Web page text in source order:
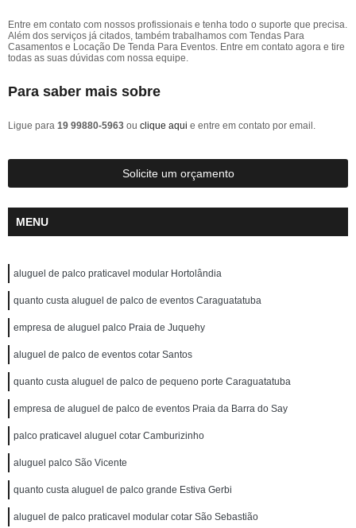
Entre em contato com nossos profissionais e tenha todo o suporte que precisa.
Além dos serviços já citados, também trabalhamos com Tendas Para
Casamentos e Locação De Tenda Para Eventos. Entre em contato agora e tire
todas as suas dúvidas com nossa equipe.
Para saber mais sobre
Ligue para 19 99880-5963 ou clique aqui e entre em contato por email.
Solicite um orçamento
MENU
aluguel de palco praticavel modular Hortolândia
quanto custa aluguel de palco de eventos Caraguatatuba
empresa de aluguel palco Praia de Juquehy
aluguel de palco de eventos cotar Santos
quanto custa aluguel de palco de pequeno porte Caraguatatuba
empresa de aluguel de palco de eventos Praia da Barra do Say
palco praticavel aluguel cotar Camburizinho
aluguel palco São Vicente
quanto custa aluguel de palco grande Estiva Gerbi
aluguel de palco praticavel modular cotar São Sebastião